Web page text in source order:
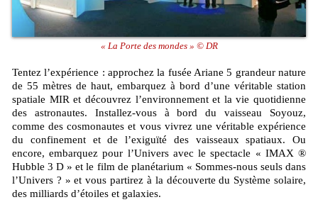
« La Porte des mondes » © DR
Tentez l’expérience : approchez la fusée Ariane 5 grandeur nature
de 55 mètres de haut, embarquez à bord d’une véritable station
spatiale MIR et découvrez l’environnement et la vie quotidienne
des astronautes. Installez-vous à bord du vaisseau Soyouz,
comme des cosmonautes et vous vivrez une véritable expérience
du confinement et de l’exiguïté des vaisseaux spatiaux. Ou
encore, embarquez pour l’Univers avec le spectacle « IMAX ®
Hubble 3 D » et le film de planétarium « Sommes-nous seuls dans
l’Univers ? » et vous partirez à la découverte du Système solaire,
des milliards d’étoiles et galaxies.